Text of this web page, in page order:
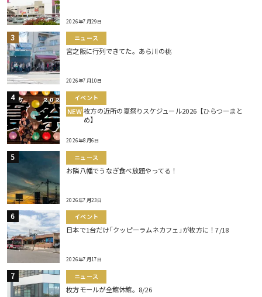
2026年7月29日
ニュース
宮之阪に行列できてた。あら川の桃
2026年7月10日
イベント
NEW 枚方の近所の夏祭りスケジュール2026【ひらつーまと
め】
2026年8月6日
ニュース
お隣八幡でうなぎ食べ放題やってる！
2026年7月23日
イベント
日本で1台だけ｢クッピーラムネカフェ｣が枚方に！7/18
2026年7月17日
ニュース
枚方モールが全館休館。8/26